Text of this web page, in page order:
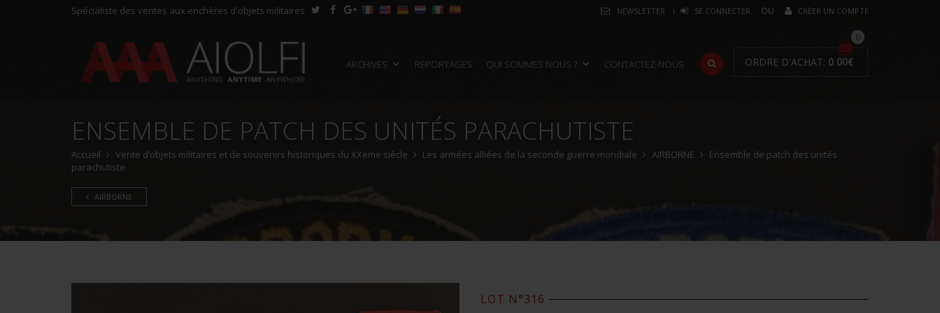
Spécialiste des ventes aux enchères d'objets militaires NEWSLETTER SE CONNECTER CRÉER UN COMPTE
ARCHIVES REPORTAGES QUI SOMMES NOUS ? CONTACTEZ-NOUS
0
ORDRE D'ACHAT: 0.00€
ENSEMBLE DE PATCH DES UNITÉS PARACHUTISTE
Accueil Vente d’objets militaires et de souvenirs historiques du XXeme siècle Les armées alliées de la seconde guerre mondiale AIRBORNE
Ensemble de patch des unités
parachutiste
AIRBORNE
LOT N°316